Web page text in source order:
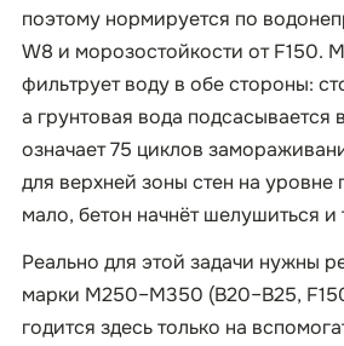
поэтому нормируется по
W8 и морозостойкости от F150.
фильтрует воду в обе стороны:
а грунтовая вода подсасывается
означает 75 циклов
для верхней зоны стен на уровне
мало, бетон начнёт шелушиться и
Реально для этой задачи нужны
марки М250–М350 (B20–B25,
годится здесь только на